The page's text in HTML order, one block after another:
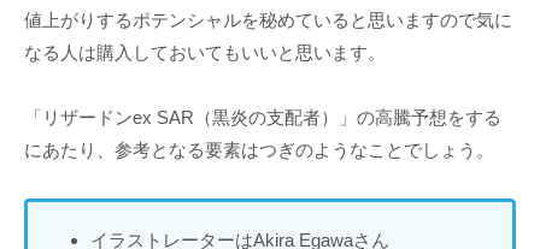
値上がりするポテンシャルを秘めていると思いますので気に
なる人は購入しておいてもいいと思います。
「リザードンex SAR（黒炎の支配者）」の高騰予想をする
にあたり、参考となる要素はつぎのようなことでしょう。
イラストレーターはAkira Egawaさん